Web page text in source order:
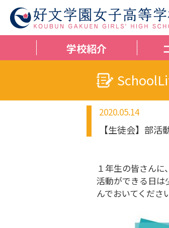
学校紹介
2020.05.14
【生徒会】部
１年生の皆さんに
活動ができる日は
んでおいてくださ